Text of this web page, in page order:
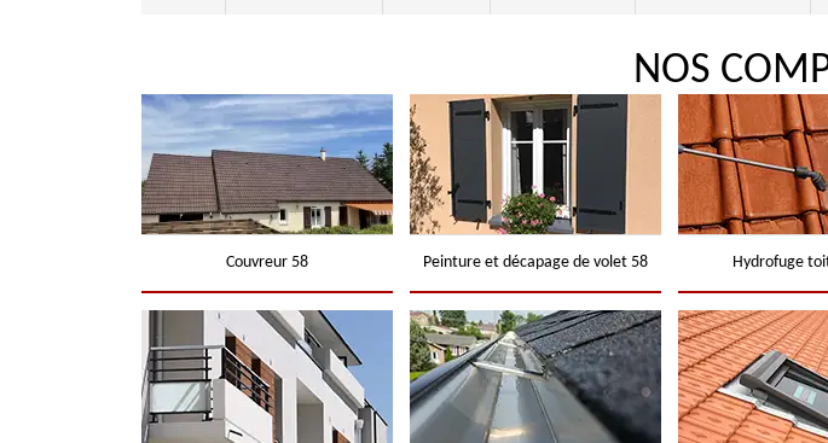
NOS
Couvreur 58 Peinture et décapage de volet 58 Hydrofuge